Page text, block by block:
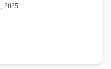
2025